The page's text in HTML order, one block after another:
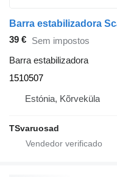
39 € Sem impostos
Barra estabilizadora
1510507
Estónia, Kõrveküla
TSvaruosad